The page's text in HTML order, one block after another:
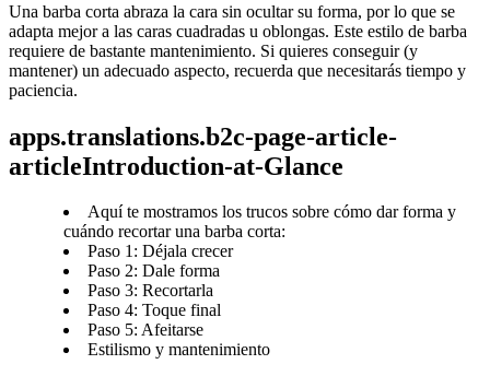
Una barba corta abraza la cara sin ocultar su forma, por lo que se
adapta mejor a las caras cuadradas u oblongas. Este estilo de barba
requiere de bastante mantenimiento. Si quieres conseguir (y
mantener) un adecuado aspecto, recuerda que necesitarás tiempo y
paciencia.
apps.translations.b2c-page-article-
articleIntroduction-at-Glance
Aquí te mostramos los trucos sobre cómo dar forma y
cuándo recortar una barba corta:
Paso 1: Déjala crecer
Paso 2: Dale forma
Paso 3: Recortarla
Paso 4: Toque final
Paso 5: Afeitarse
Estilismo y mantenimiento